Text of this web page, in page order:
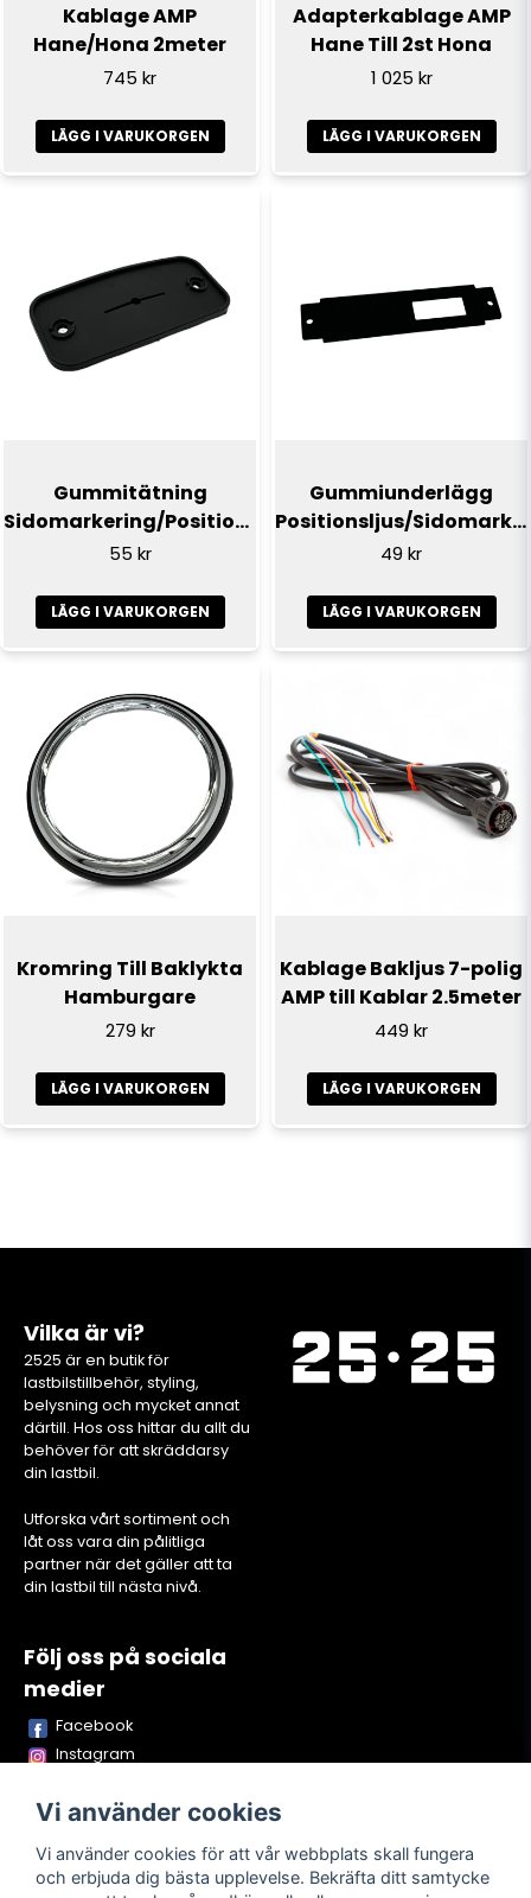
Skicka fråga
Kablage AMP
Hane/Hona 2meter
745 kr
LÄGG I VARUKORGEN
Adapterkablage AMP
Hane Till 2st Hona
1 025 kr
LÄGG I VARUKORGEN
Gummitätning
Sidomarkering/Positionsljus
55 kr
LÄGG I VARUKORGEN
Gummiunderlägg
Positionsljus/Sidomarkering
49 kr
LÄGG I VARUKORGEN
Kromring Till Baklykta
Hamburgare
279 kr
LÄGG I VARUKORGEN
Kablage Bakljus 7-polig
AMP till Kablar 2.5meter
449 kr
LÄGG I VARUKORGEN
Vilka är vi?
2525 är en butik för
lastbilstillbehör, styling,
belysning och mycket annat
därtill. Hos oss hittar du allt du
behöver för att skräddarsy
din lastbil.
Utforska vårt sortiment och
låt oss vara din pålitliga
partner när det gäller att ta
din lastbil till nästa nivå.
Följ oss på sociala
medier
Facebook
Instagram
TikTok
Vi använder cookies
Vi använder cookies för att vår webbplats skall fungera
och erbjuda dig bästa upplevelse. Bekräfta ditt samtycke